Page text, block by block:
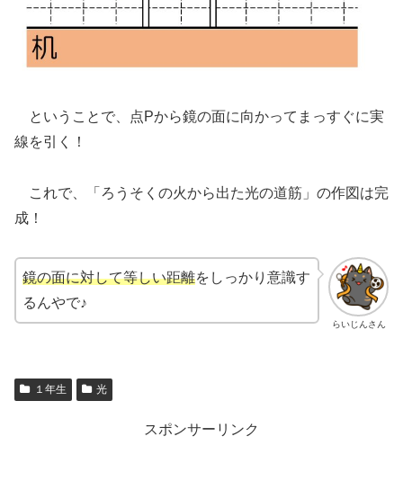
ということで、点Pから鏡の面に向かってまっすぐに実
線を引く！
これで、「ろうそくの火から出た光の道筋」の作図は完
成！
らいじんさん
鏡の面に対して等しい距離をしっかり意識す
るんやで♪
１年生 光
スポンサーリンク